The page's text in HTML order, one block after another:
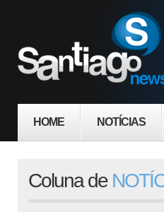
HOME NOTÍCIAS
Coluna de